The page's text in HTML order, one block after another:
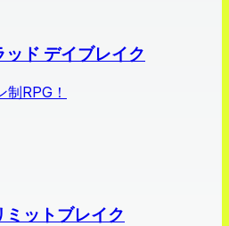
ド デイブレイク
RPG！
ットブレイク